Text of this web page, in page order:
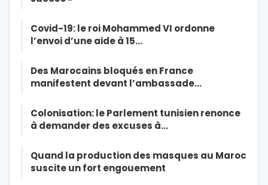
Covid-19: le roi Mohammed VI ordonne
l’envoi d’une aide à 15…
Des Marocains bloqués en France
manifestent devant l’ambassade…
Colonisation: le Parlement tunisien renonce
à demander des excuses à…
Quand la production des masques au Maroc
suscite un fort engouement